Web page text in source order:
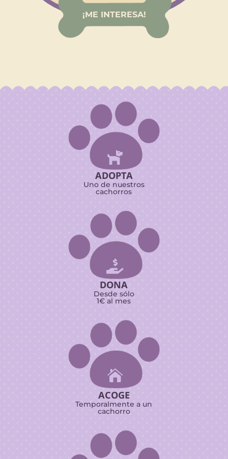
¡ME INTERESA!

ADOPTA
Uno de nuestros
cachorros

DONA
Desde sólo
1€ al mes

ACOGE
Temporalmente a un
cachorro